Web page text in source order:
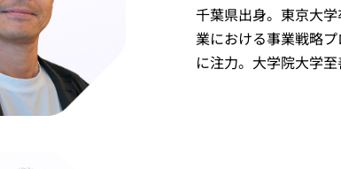
千葉県出身。東京大
業における事業戦略
に注力。大学院大学至